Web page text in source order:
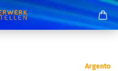
Argento